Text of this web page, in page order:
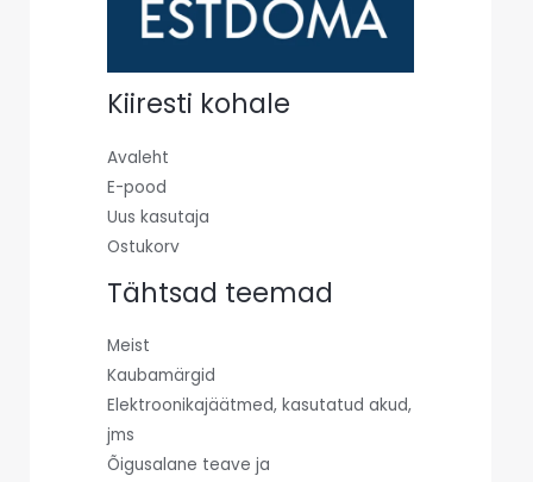
Kiiresti kohale
Avaleht
E-pood
Uus kasutaja
Ostukorv
Tähtsad teemad
Meist
Kaubamärgid
Elektroonikajäätmed, kasutatud akud,
jms
Õigusalane teave ja